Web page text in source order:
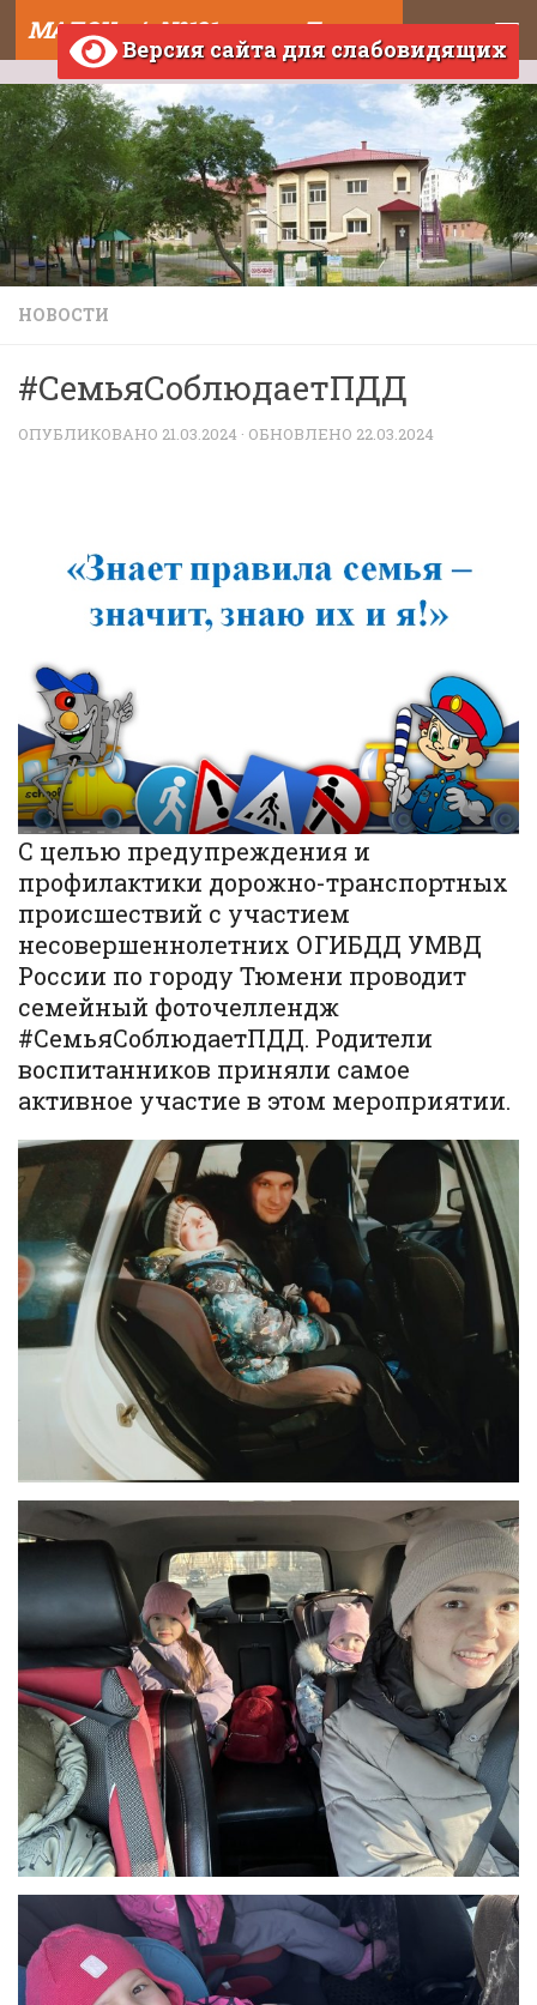
Skip to content МАДОУ д/с №121 города Тюмени
Версия сайта для слабовидящих
НОВОСТИ
#СемьяСоблюдаетПДД
ОПУБЛИКОВАНО 21.03.2024 · ОБНОВЛЕНО 22.03.2024
С целью предупреждения и
профилактики дорожно-транспортных
происшествий с участием
несовершеннолетних ОГИБДД УМВД
России по городу Тюмени проводит
семейный фоточеллендж
#СемьяСоблюдаетПДД. Родители
воспитанников приняли самое
активное участие в этом мероприятии.